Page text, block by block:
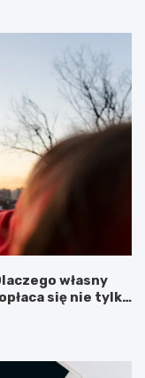
własny
się nie tylko